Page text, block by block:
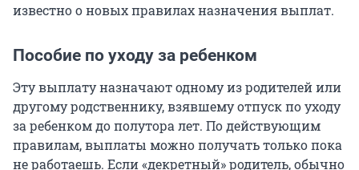
известно о новых правилах назначения выплат.
Пособие по уходу за ребенком
Эту выплату назначают одному из родителей или
другому родственнику, взявшему отпуск по уходу
за ребенком до полутора лет. По действующим
правилам, выплаты можно получать только пока
не работаешь. Если «декретный» родитель, обычно